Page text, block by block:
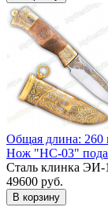
Общая длина: 260
Нож "НС-03"
Сталь клинка
49600 руб.